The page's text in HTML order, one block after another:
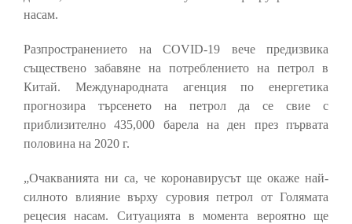
насам.
Разпространението на COVID-19 вече предизвика
съществено забавяне на потреблението на петрол в
Китай. Международната агенция по енергетика
прогнозира търсенето на петрол да се свие с
приблизително 435,000 барела на ден през първата
половина на 2020 г.
„Очакванията ни са, че коронавирусът ще окаже най-
силното влияние върху суровия петрол от Голямата
рецесия насам. Ситуацията в момента вероятно ще